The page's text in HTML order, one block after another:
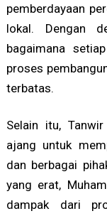
pemberdayaan
lokal. Dengan
bagaimana
proses
terbatas.
Selain itu,
ajang untuk
dan berbagai
yang erat,
dampak dari